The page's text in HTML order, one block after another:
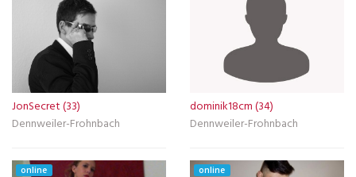
JonSecret (33)
Dennweiler-Frohnbach
dominik18cm (34)
Dennweiler-Frohnbach
online online